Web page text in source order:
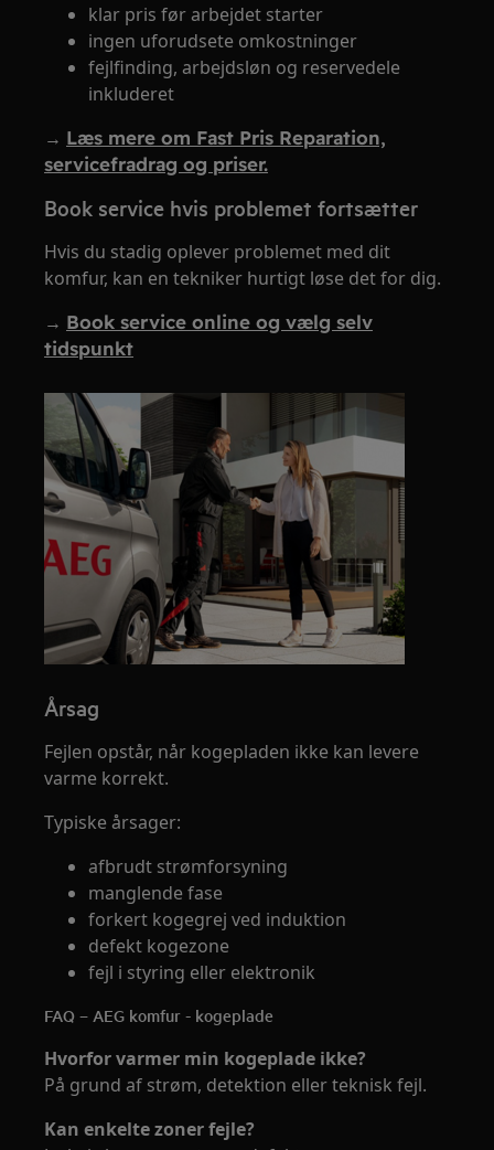
klar pris før arbejdet starter
ingen uforudsete omkostninger
fejlfinding, arbejdsløn og reservedele
inkluderet
→ Læs mere om Fast Pris Reparation,
servicefradrag og priser.
Book service hvis problemet fortsætter
Hvis du stadig oplever problemet med dit
komfur, kan en tekniker hurtigt løse det for dig.
→ Book service online og vælg selv
tidspunkt
Årsag
Fejlen opstår, når kogepladen ikke kan levere
varme korrekt.
Typiske årsager:
afbrudt strømforsyning
manglende fase
forkert kogegrej ved induktion
defekt kogezone
fejl i styring eller elektronik
FAQ – AEG komfur - kogeplade
Hvorfor varmer min kogeplade ikke?
På grund af strøm, detektion eller teknisk fejl.
Kan enkelte zoner fejle?